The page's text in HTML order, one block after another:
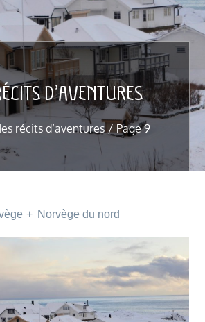
D’AVENTURES
récits d’aventures Page 9
Norvège du nord